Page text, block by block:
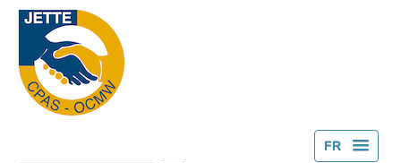
FR